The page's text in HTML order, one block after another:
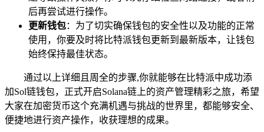
后再尝试进行操作。
更新钱包：为了切实确保钱包的安全性以及功能的正常
使用，你要及时将比特派钱包更新到最新版本，让钱包
始终保持最佳状态。
通过以上详细且周全的步骤,你就能够在比特派中成功添
加Sol链钱包，正式开启Solana链上的资产管理精彩之旅，希望
大家在加密货币这个充满机遇与挑战的世界里，都能够安全、
便捷地进行资产操作，收获理想的成果。